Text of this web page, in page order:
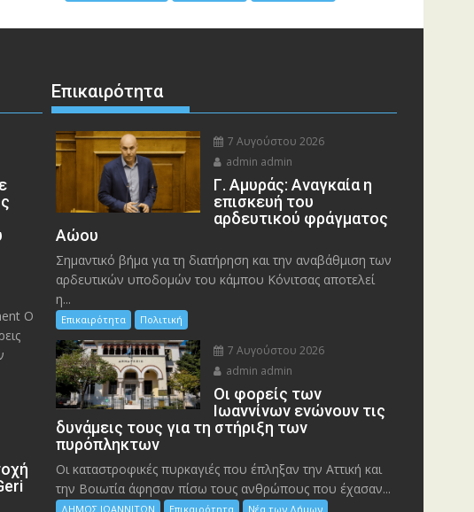
O
Επικαιρότητα
7 Αυγούστου 2026
admin admin
Γ. Αμυράς: Αναγκαία η
επισκευή του
αρδευτικού φράγματος
Αώου
Σημαντικό βήμα για τη διατήρηση και την αναβάθμιση των
αρδευτικών υποδομών του κάμπου Κόνιτσας αποτελεί
η...
Επικαιρότητα Πολιτική
7 Αυγούστου 2026
admin admin
Οι φορείς των
Ιωαννίνων ενώνουν τις
δυνάμεις τους για τη στήριξη των
πυρόπληκτων
Οι καταστροφικές πυρκαγιές που έπληξαν την Αττική και
την Bοιωτία άφησαν πίσω τους ανθρώπους που έχασαν...
ΔΗΜΟΣ ΙΩΑΝΝΙΤΩΝ Επικαιρότητα Νέα των Δήμων